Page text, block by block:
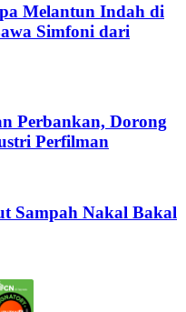
Melantun Indah di
Simfoni dari
Perbankan, Dorong
Perfilman
Sampah Nakal Bakal